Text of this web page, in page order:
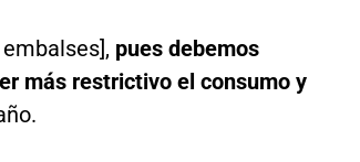
pues debemos
más restrictivo el consumo y